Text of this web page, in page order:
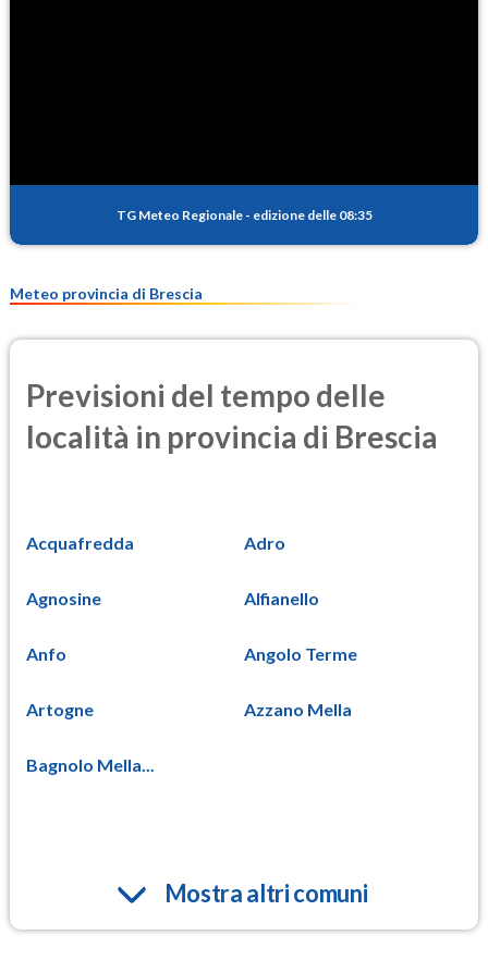
TG Meteo Regionale - edizione delle 08:35
Meteo provincia di Brescia
Previsioni del tempo delle
località in provincia di Brescia
Acquafredda Adro
Agnosine Alfianello
Anfo Angolo Terme
Artogne Azzano Mella
Bagnolo Mella...
Mostra altri comuni